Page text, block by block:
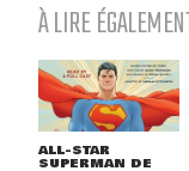
À LIRE
ALL-STAR
SUPERMAN DE